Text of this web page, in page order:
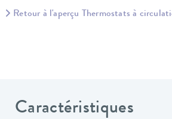
Retour à l'aperçu Thermostats à
Caractéristiques